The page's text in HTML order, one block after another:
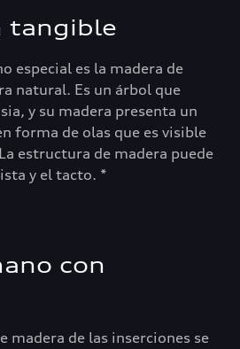
tangible
especial es la madera de
natural. Es un árbol que
y su madera presenta un
forma de olas que es visible
estructura de madera puede
y el tacto. *
con
madera de las inserciones se